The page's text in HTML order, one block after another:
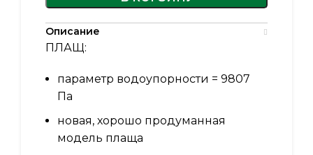
Описание
ПЛАЩ:
параметр водоупорности = 9807
Па
новая, хорошо продуманная
модель плаща